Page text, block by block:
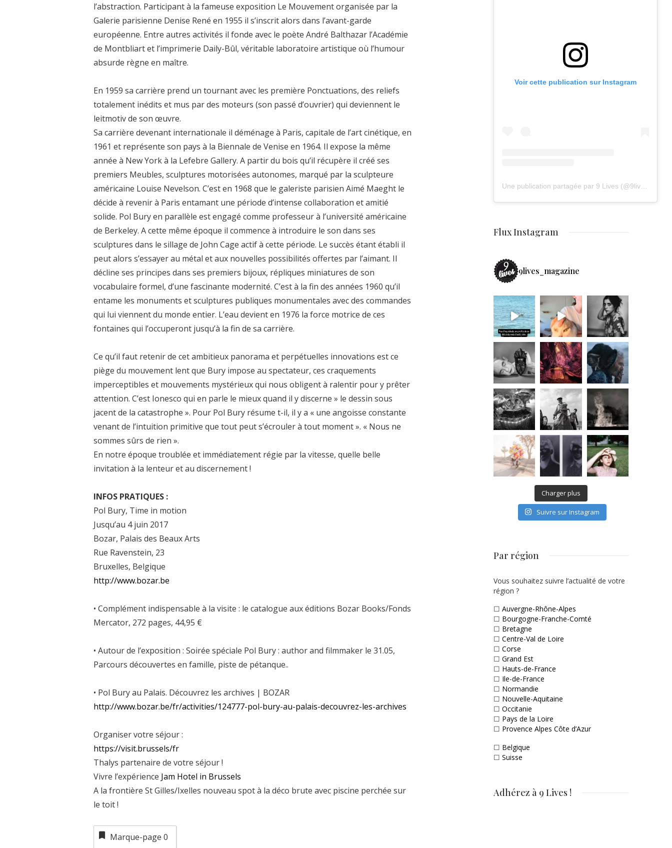
l’abstraction. Participant à la fameuse exposition Le Mouvement organisée par la
Galerie parisienne Denise René en 1955 il s’inscrit alors dans l’avant-garde
européenne. Entre autres activités il fonde avec le poète André Balthazar l’Académie
de Montbliart et l’imprimerie Daily-Bûl, véritable laboratoire artistique où l’humour
absurde règne en maître.
En 1959 sa carrière prend un tournant avec les première Ponctuations, des reliefs
totalement inédits et mus par des moteurs (son passé d’ouvrier) qui deviennent le
leitmotiv de son œuvre.
Sa carrière devenant internationale il déménage à Paris, capitale de l’art cinétique, en
1961 et représente son pays à la Biennale de Venise en 1964. Il expose la même
année à New York à la Lefebre Gallery. A partir du bois qu’il récupère il créé ses
premiers Meubles, sculptures motorisées autonomes, marqué par la sculpteure
américaine Louise Nevelson. C’est en 1968 que le galeriste parisien Aimé Maeght le
décide à revenir à Paris entamant une période d’intense collaboration et amitié
solide. Pol Bury en parallèle est engagé comme professeur à l’université américaine
de Berkeley. A cette même époque il commence à introduire le son dans ses
sculptures dans le sillage de John Cage actif à cette période. Le succès étant établi il
peut alors s’essayer au métal et aux nouvelles possibilités offertes par l’aimant. Il
décline ses principes dans ses premiers bijoux, répliques miniatures de son
vocabulaire formel, d’une fascinante modernité. C’est à la fin des années 1960 qu’il
entame les monuments et sculptures publiques monumentales avec des commandes
qui lui viennent du monde entier. L’eau devient en 1976 la force motrice de ces
fontaines qui l’occuperont jusqu’à la fin de sa carrière.
Ce qu’il faut retenir de cet ambitieux panorama et perpétuelles innovations est ce
piège du mouvement lent que Bury impose au spectateur, ces craquements
imperceptibles et mouvements mystérieux qui nous obligent à ralentir pour y prêter
attention. C’est Ionesco qui en parle le mieux quand il y discerne » le dessin sous
jacent de la catastrophe ». Pour Pol Bury résume t-il, il y a « une angoisse constante
venant de l’intuition primitive que tout peut s’écrouler à tout moment ». « Nous ne
sommes sûrs de rien ».
En notre époque troublée et immédiatement régie par la vitesse, quelle belle
invitation à la lenteur et au discernement !
INFOS PRATIQUES :
Pol Bury, Time in motion
Jusqu’au 4 juin 2017
Bozar, Palais des Beaux Arts
Rue Ravenstein, 23
Bruxelles, Belgique
http://www.bozar.be
• Complément indispensable à la visite : le catalogue aux éditions Bozar Books/Fonds
Mercator, 272 pages, 44,95 €
• Autour de l’exposition : Soirée spéciale Pol Bury : author and filmmaker le 31.05,
Parcours découvertes en famille, piste de pétanque..
• Pol Bury au Palais. Découvrez les archives | BOZAR
http://www.bozar.be/fr/activities/124777-pol-bury-au-palais-decouvrez-les-archives
Organiser votre séjour :
https://visit.brussels/fr
Thalys partenaire de votre séjour !
Vivre l’expérience Jam Hotel in Brussels
A la frontière St Gilles/Ixelles nouveau spot à la déco brute avec piscine perchée sur
le toit !
Marque-page 0
Voir cette publication sur Instagram
Flux Instagram
9lives_magazine
Charger plus
Suivre sur Instagram
Par région
Vous souhaitez suivre l’actualité de votre
région ?
☐ Auvergne-Rhône-Alpes
☐ Bourgogne-Franche-Comté
☐ Bretagne
☐ Centre-Val de Loire
☐ Corse
☐ Grand Est
☐ Hauts-de-France
☐ Ile-de-France
☐ Normandie
☐ Nouvelle-Aquitaine
☐ Occitanie
☐ Pays de la Loire
☐ Provence Alpes Côte d’Azur
☐ Belgique
☐ Suisse
Adhérez à 9 Lives !